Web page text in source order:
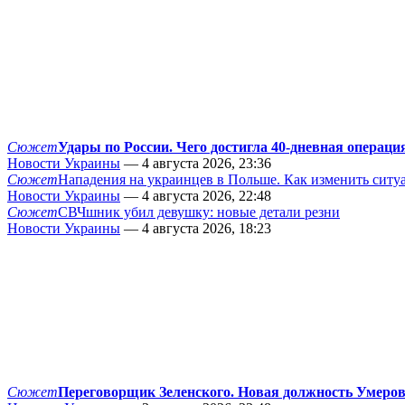
СюжетУдары по России. Чего достигла 40-дневная
Новости Украины — 4 августа 2026, 23:36
СюжетНападения на украинцев в Польше. Как изменить
Новости Украины — 4 августа 2026, 22:48
СюжетСВЧшник убил девушку: новые детали резни
Новости Украины — 4 августа 2026, 18:23
СюжетПереговорщик Зеленского. Новая должность